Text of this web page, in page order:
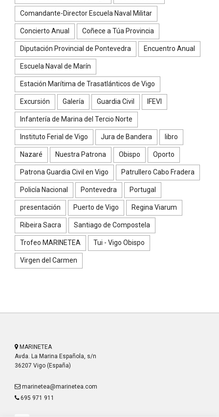
Comandante-Director Escuela Naval Militar
Concierto Anual Coñece a Túa Provincia
Diputación Provincial de Pontevedra Encuentro Anual
Escuela Naval de Marín
Estación Marítima de Trasatlánticos de Vigo
Excursión Galería Guardia Civil IFEVI
Infantería de Marina del Tercio Norte
Instituto Ferial de Vigo Jura de Bandera libro
Nazaré Nuestra Patrona Obispo Oporto
Patrona Guardia Civil en Vigo Patrullero Cabo Fradera
Policía Nacional Pontevedra Portugal
presentación Puerto de Vigo Regina Viarum
Ribeira Sacra Santiago de Compostela
Trofeo MARINETEA Tui - Vigo Obispo
Virgen del Carmen
MARINETEA
Avda. La Marina Española, s/n
36207 Vigo (España)
marinetea@marinetea.com
695 971 911